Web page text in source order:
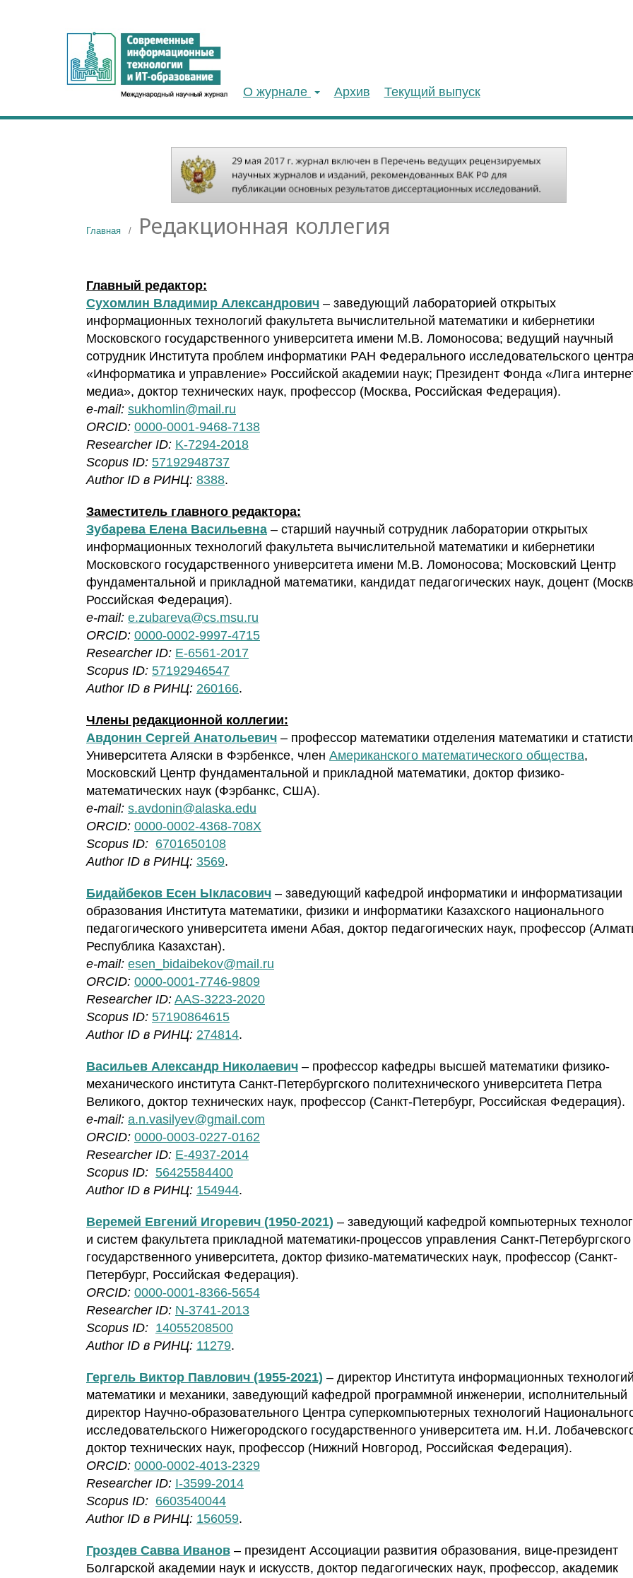
Текущий выпуск
Архив
О журнале
Главная / Редакционная коллегия
Главный редактор:
Сухомлин Владимир Александрович – заведующий лабораторией открытых
информационных технологий факультета вычислительной математики и кибернетики
Московского государственного университета имени М.В. Ломоносова; ведущий научный
сотрудник Института проблем информатики РАН Федерального исследовательского
«Информатика и управление» Российской академии наук; Президент Фонда «Лига
медиа», доктор технических наук, профессор (Москва, Российская Федерация).
e-mail: sukhomlin@mail.ru
ORCID: 0000-0001-9468-7138
Researcher ID: K-7294-2018
Scopus ID: 57192948737
Author ID в РИНЦ: 8388.
Заместитель главного редактора:
Зубарева Елена Васильевна – старший научный сотрудник лаборатории открытых
информационных технологий факультета вычислительной математики и кибернетики
Московского государственного университета имени М.В. Ломоносова; Московский Центр
фундаментальной и прикладной математики, кандидат педагогических наук, доцент
Российская Федерация).
e-mail: e.zubareva@cs.msu.ru
ORCID: 0000-0002-9997-4715
Researcher ID: E-6561-2017
Scopus ID: 57192946547
Author ID в РИНЦ: 260166.
Члены редакционной коллегии:
Авдонин Сергей Анатольевич – профессор математики отделения математики и
Университета Аляски в Фэрбенксе, член Американского математического общества,
Московский Центр фундаментальной и прикладной математики, доктор физико-
математических наук (Фэрбанкс, США).
e-mail: s.avdonin@alaska.edu
ORCID: 0000-0002-4368-708X
Scopus ID: 6701650108
Author ID в РИНЦ: 3569.
Бидайбеков Есен Ыкласович – заведующий кафедрой информатики и информатизации
образования Института математики, физики и информатики Казахского национального
педагогического университета имени Абая, доктор педагогических наук, профессор
Республика Казахстан).
e-mail: esen_bidaibekov@mail.ru
ORCID: 0000-0001-7746-9809
Researcher ID: AAS-3223-2020
Scopus ID: 57190864615
Author ID в РИНЦ: 274814.
Васильев Александр Николаевич – профессор кафедры высшей математики физико-
механического института Санкт-Петербургского политехнического университета Петра
Великого, доктор технических наук, профессор (Санкт-Петербург, Российская Федерация).
e-mail: a.n.vasilyev@gmail.com
ORCID: 0000-0003-0227-0162
Researcher ID: E-4937-2014
Scopus ID: 56425584400
Author ID в РИНЦ: 154944.
Веремей Евгений Игоревич (1950-2021) – заведующий кафедрой компьютерных
и систем факультета прикладной математики-процессов управления Санкт-Петербургского
государственного университета, доктор физико-математических наук, профессор (Санкт-
Петербург, Российская Федерация).
ORCID: 0000-0001-8366-5654
Researcher ID: N-3741-2013
Scopus ID: 14055208500
Author ID в РИНЦ: 11279.
Гергель Виктор Павлович (1955-2021) – директор Института информационных
математики и механики, заведующий кафедрой программной инженерии, исполнительный
директор Научно-образовательного Центра суперкомпьютерных технологий
исследовательского Нижегородского государственного университета им. Н.И.
доктор технических наук, профессор (Нижний Новгород, Российская Федерация).
ORCID: 0000-0002-4013-2329
Researcher ID: I-3599-2014
Scopus ID: 6603540044
Author ID в РИНЦ: 156059.
Гроздев Савва Иванов – президент Ассоциации развития образования, вице-президент
Болгарской академии наук и искусств, доктор педагогических наук, профессор, академик